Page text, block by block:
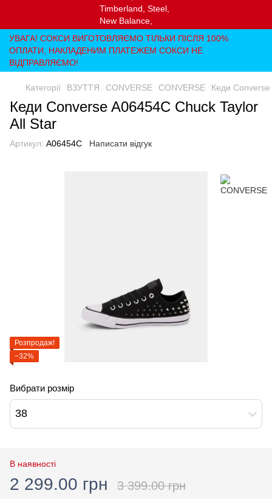
УВАГА! СОКСИ ВИГОТОВЛЯЄМО ТІЛЬКИ ПІСЛЯ 100%
ОПЛАТИ, НАКЛАДЕНИМ ПЛАТЕЖЕМ СОКСИ НЕ
ВІДПРАВЛЯЄМО!
Категорії ВЗУТТЯ CONVERSE CONVERSE Кеди
Кеди Converse A06454C Chuck Taylor
All Star
Артикул: A06454C Написати відгук
Розпродаж!
−32%
Вибрати розмір
38
В наявності
2 299.00 грн 3 399.00 грн